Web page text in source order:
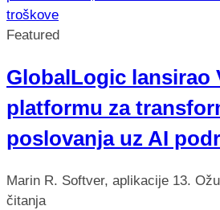
Featured
GlobalLogic lansirao
platformu za
poslovanja uz AI
Marin R. Softver, aplikacije 13.
čitanja